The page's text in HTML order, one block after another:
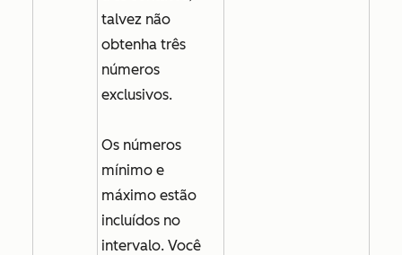
talvez não
obtenha três
números
exclusivos.
Os números
mínimo e
máximo estão
incluídos no
intervalo. Você